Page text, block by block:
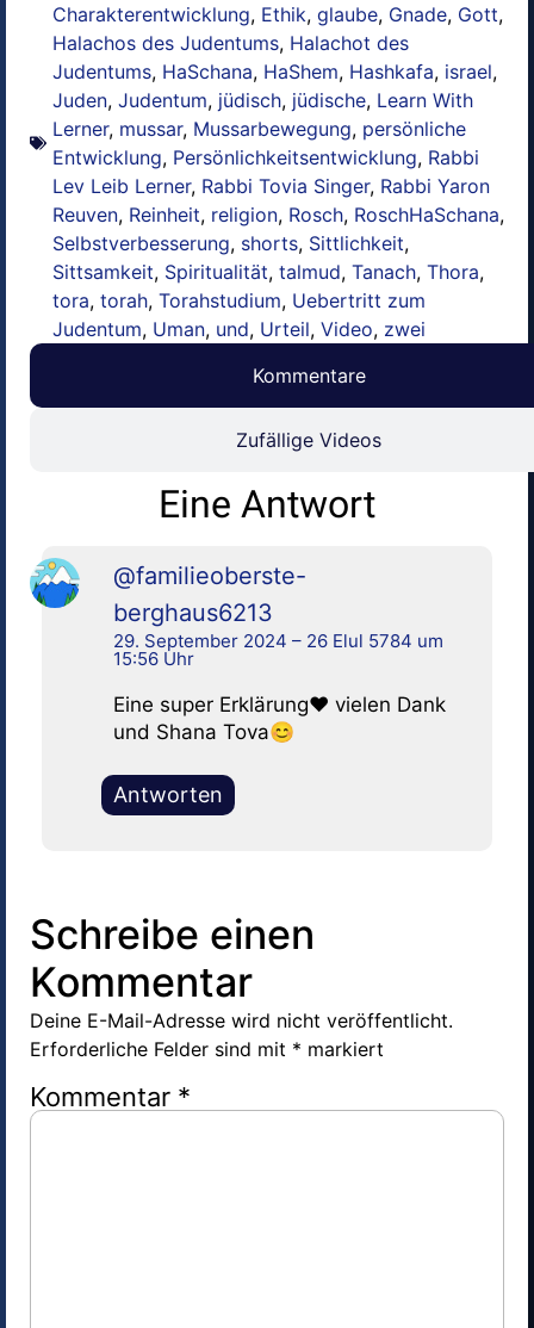
Charakterentwicklung, Ethik, glaube, Gnade, Gott,
Halachos des Judentums, Halachot des
Judentums, HaSchana, HaShem, Hashkafa, israel,
Juden, Judentum, jüdisch, jüdische, Learn With
Lerner, mussar, Mussarbewegung, persönliche
Entwicklung, Persönlichkeitsentwicklung, Rabbi
Lev Leib Lerner, Rabbi Tovia Singer, Rabbi Yaron
Reuven, Reinheit, religion, Rosch, RoschHaSchana,
Selbstverbesserung, shorts, Sittlichkeit,
Sittsamkeit, Spiritualität, talmud, Tanach, Thora,
tora, torah, Torahstudium, Uebertritt zum
Judentum, Uman, und, Urteil, Video, zwei
Kommentare
Zufällige Videos
Eine Antwort
@familieoberste-
berghaus6213
29. September 2024 – 26 Elul 5784 um
15:56 Uhr
Eine super Erklärung❤ vielen Dank
und Shana Tova😊
Antworten
Schreibe einen
Kommentar
Deine E-Mail-Adresse wird nicht veröffentlicht.
Erforderliche Felder sind mit * markiert
Kommentar *